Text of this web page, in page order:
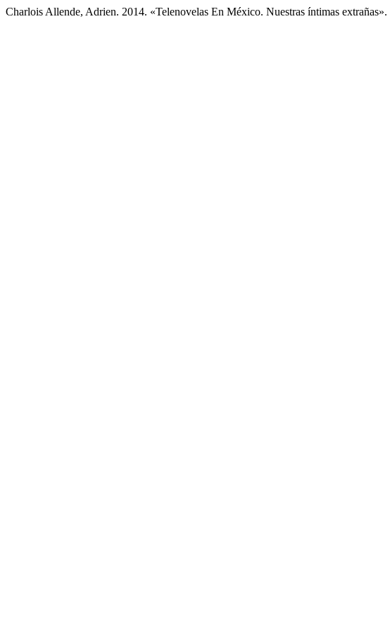
Charlois Allende, Adrien. 2014. «Telenovelas En México. Nuestras íntimas extrañas».